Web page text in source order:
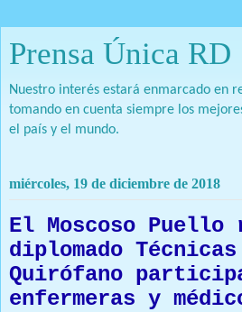
Prensa Única RD
Nuestro interés estará enmarcado en
tomando en cuenta siempre los
el país y el mundo.
miércoles, 19 de diciembre de 2018
El Moscoso
diplomado
Quirófano
enfermeras y